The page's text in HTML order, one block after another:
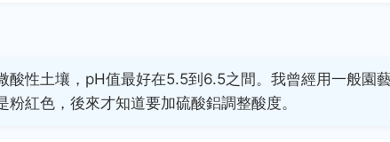
酸性土壤，pH值最好在5.5到6.5之間。我曾經用一般園
粉紅色，後來才知道要加硫酸鋁調整酸度。